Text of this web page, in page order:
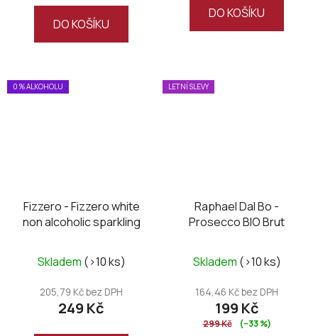
DO KOŠÍKU
DO KOŠÍKU
0 % ALKOHOLU
Fizzero - Fizzero white
non alcoholic sparkling
Skladem (>10 ks)
205,79 Kč bez DPH
249 Kč
LETNÍ SLEVY
Raphael Dal Bo -
Prosecco BIO Brut
Skladem (>10 ks)
164,46 Kč bez DPH
199 Kč
299 Kč (–33 %)